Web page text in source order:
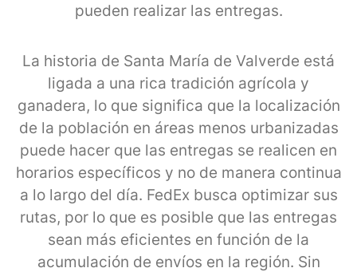
pueden realizar las entregas.
La historia de Santa María de Valverde está
ligada a una rica tradición agrícola y
ganadera, lo que significa que la localización
de la población en áreas menos urbanizadas
puede hacer que las entregas se realicen en
horarios específicos y no de manera continua
a lo largo del día. FedEx busca optimizar sus
rutas, por lo que es posible que las entregas
sean más eficientes en función de la
acumulación de envíos en la región. Sin